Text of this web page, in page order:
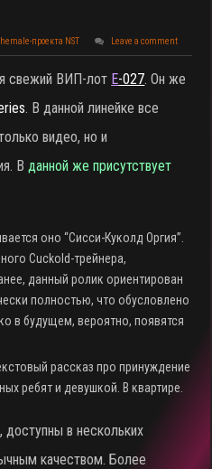
проекта NST Leave a comment
свежий ВИП-лот E-027. Он же
. В данной линейке все
видео, но и
Вданной же присутствует
оно “Сисси-Куколд Оргия”.
Cuckold-трейнера,
данный ролик ориентирован
полностью, что обусловлено
в будущем, вероятно, появятся
рассказ про принуждение
ребят и девушкой. В квартире.
в нескольких
качеством. Более